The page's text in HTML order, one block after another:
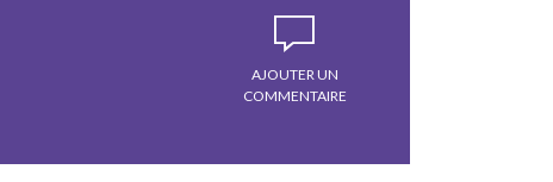
AJOUTER UN
COMMENTAIRE